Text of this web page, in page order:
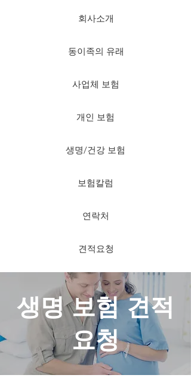
회사소개
동이족의 유래
사업체 보험
개인 보험
생명/건강 보험
보험칼럼
연락처
견적요청
생명 보험 견적
요청